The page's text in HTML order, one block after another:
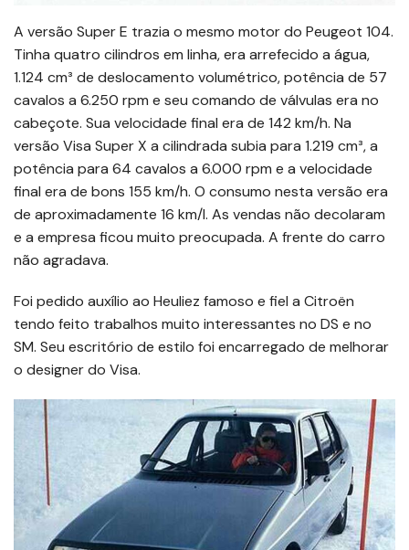
A versão Super E trazia o mesmo motor do Peugeot 104.
Tinha quatro cilindros em linha, era arrefecido a água,
1.124 cm³ de deslocamento volumétrico, potência de 57
cavalos a 6.250 rpm e seu comando de válvulas era no
cabeçote. Sua velocidade final era de 142 km/h. Na
versão Visa Super X a cilindrada subia para 1.219 cm³, a
potência para 64 cavalos a 6.000 rpm e a velocidade
final era de bons 155 km/h. O consumo nesta versão era
de aproximadamente 16 km/l. As vendas não decolaram
e a empresa ficou muito preocupada. A frente do carro
não agradava.
Foi pedido auxílio ao Heuliez famoso e fiel a Citroën
tendo feito trabalhos muito interessantes no DS e no
SM. Seu escritório de estilo foi encarregado de melhorar
o designer do Visa.